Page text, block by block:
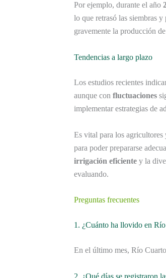
Por ejemplo, durante el año
lo que retrasó las siembras
gravemente la producción
Tendencias a largo plazo
Los estudios recientes
aunque con fluctuaciones
implementar estrategias de
Es vital para los agricultores
para poder prepararse
irrigación eficiente y la
evaluando.
Preguntas frecuentes
1. ¿Cuánto ha llovido en
En el último mes, Río
2. ¿Qué días se registraron